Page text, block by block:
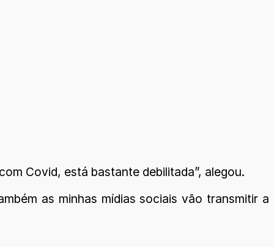
Covid, está bastante debilitada”, alegou.
as minhas mídias sociais vão transmitir a